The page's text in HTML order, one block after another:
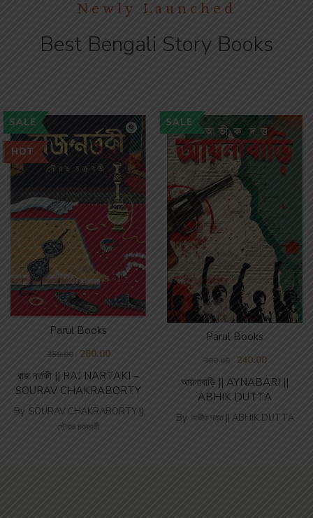
Newly Launched
Best Bengali Story Books
SALE
HOT
রাজ নর্তকী || RAJ NARTAKI –
SOURAV CHAKRABORTY
Parul Books
350.00 280.00
By SOURAV CHAKRABORTY ||
সৌরভ চক্রবর্তী
SALE
আয়নাবাড়ি || AYNABARI ||
ABHIK DUTTA
Parul Books
300.00 240.00
By অভীক দত্ত || ABHIK DUTTA